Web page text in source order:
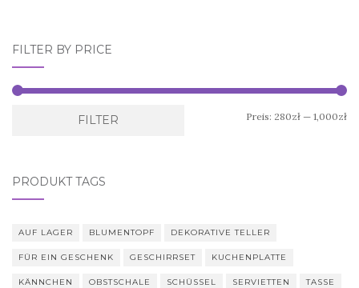
FILTER BY PRICE
FILTER Preis: 280zł — 1,000zł
PRODUKT TAGS
AUF LAGER BLUMENTOPF DEKORATIVE TELLER
FÜR EIN GESCHENK GESCHIRRSET KUCHENPLATTE
KÄNNCHEN OBSTSCHALE SCHÜSSEL SERVIETTEN TASSE